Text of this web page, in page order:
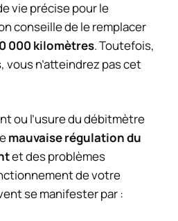
vie précise pour le
conseille de le remplacer
000 kilomètres. Toutefois,
vous n’atteindrez pas cet
ou l’usure du débitmètre
mauvaise régulation du
et des problèmes
de votre
se manifester par :